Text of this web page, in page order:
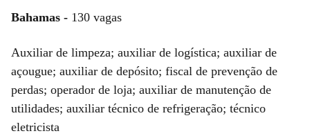
Bahamas - 130 vagas
Auxiliar de limpeza; auxiliar de logística; auxiliar de
açougue; auxiliar de depósito; fiscal de prevenção de
perdas; operador de loja; auxiliar de manutenção de
utilidades; auxiliar técnico de refrigeração; técnico
eletricista